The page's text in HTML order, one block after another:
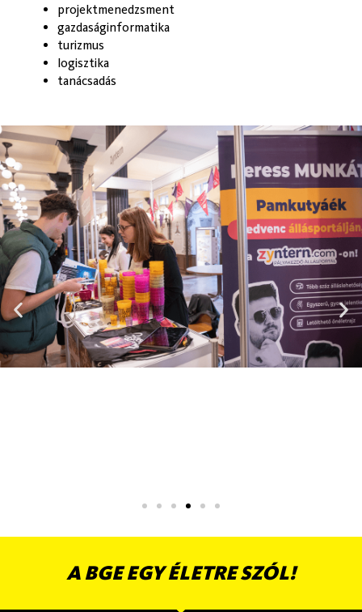
projektmenedzsment
gazdaságinformatika
turizmus
logisztika
tanácsadás
A BGE EGY ÉLETRE SZÓL!